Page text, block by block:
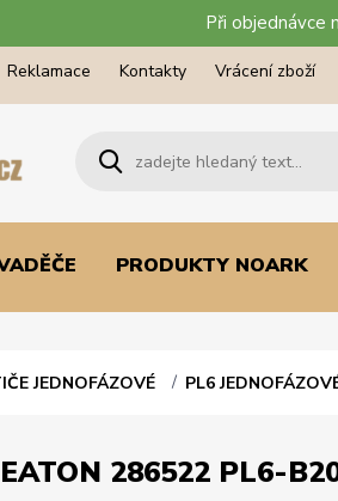
Při objednávce
Reklamace Kontakty Vrácení zboží
PRODUKTY NOARK
JEDNOFÁZOVÉ PL6
286522 PL6-